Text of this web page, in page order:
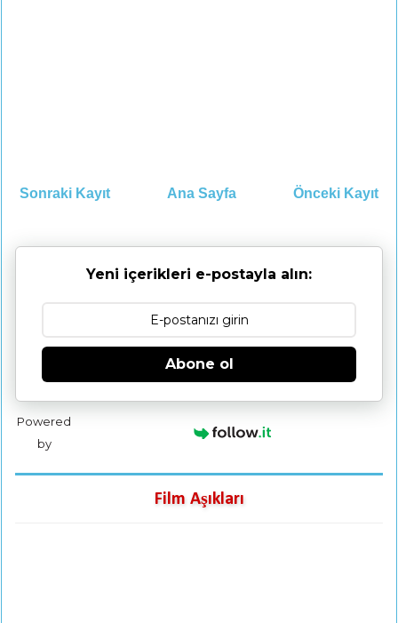
Sonraki Kayıt Önceki Kayıt
Ana Sayfa
Yeni içerikleri e-postayla alın:
Abone ol
Powered
by
Film Aşıkları